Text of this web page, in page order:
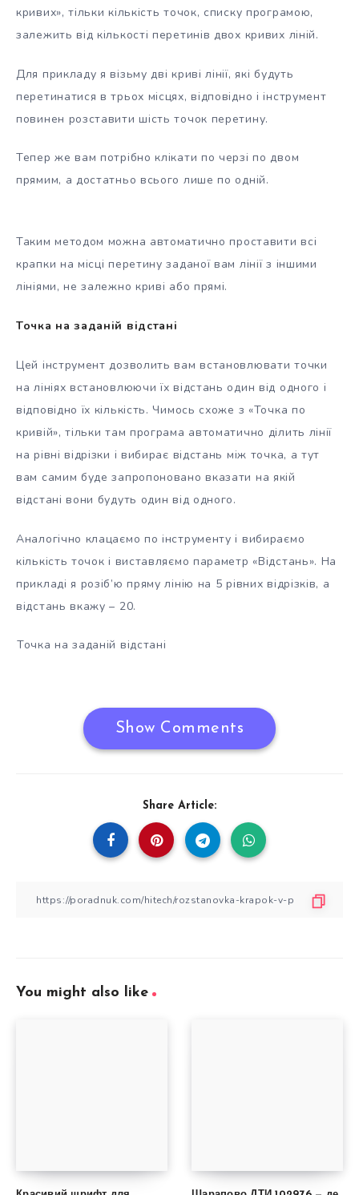
кривих», тільки кількість точок, списку програмою,
залежить від кількості перетинів двох кривих ліній.
Для прикладу я візьму дві криві лінії, які будуть
перетинатися в трьох місцях, відповідно і інструмент
повинен розставити шість точок перетину.
Тепер же вам потрібно клікати по черзі по двом
прямим, а достатньо всього лише по одній.
Таким методом можна автоматично проставити всі
крапки на місці перетину заданої вам лінії з іншими
лініями, не залежно криві або прямі.
Точка на заданій відстані
Цей інструмент дозволить вам встановлювати точки
на лініях встановлюючи їх відстань один від одного і
відповідно їх кількість. Чимось схоже з «Точка по
кривій», тільки там програма автоматично ділить лінії
на рівні відрізки і вибирає відстань між точка, а тут
вам самим буде запропоновано вказати на якій
відстані вони будуть один від одного.
Аналогічно клацаємо по інструменту і вибираємо
кількість точок і виставляємо параметр «Відстань». На
прикладі я розіб’ю пряму лінію на 5 рівних відрізків, а
відстань вкажу – 20.
Точка на заданій відстані
Show Comments
Share Article:
You might also like